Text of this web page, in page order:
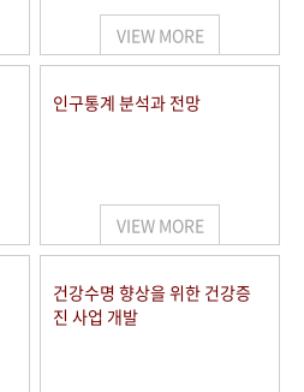
VIEW MORE
인구통계 분석과 전망
VIEW MORE
건강수명 향상을 위한 건강증
진 사업 개발